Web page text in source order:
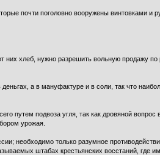
почти поголовно вооружены винтовками
них хлеб, нужно разрешить вольную продажу
а в мануфактуре и в соли, так что
путем подвоза угля, так как дровяной вопрос
урожая.
необходимо только разумное
штабах крестьянских восстаний, где